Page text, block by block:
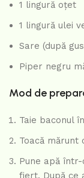
1 lingură oțet
1 lingură ulei
Sare (după
Piper negru
Mod de
Taie baconul
Toacă mărunt
Pune apă
fiert. După ce